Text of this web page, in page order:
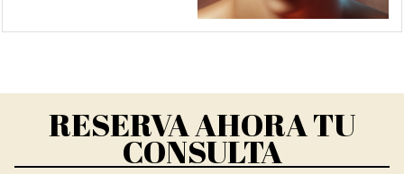
RESERVA AHORA TU
CONSULTA